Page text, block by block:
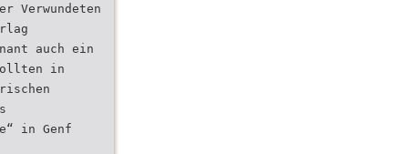
Verwundeten
auch ein
in
in Genf